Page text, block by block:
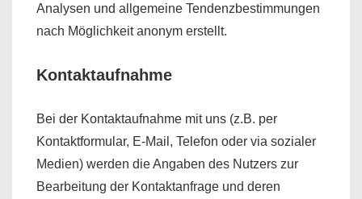
Analysen und allgemeine Tendenzbestimmungen
nach Möglichkeit anonym erstellt.
Kontaktaufnahme
Bei der Kontaktaufnahme mit uns (z.B. per
Kontaktformular, E-Mail, Telefon oder via sozialer
Medien) werden die Angaben des Nutzers zur
Bearbeitung der Kontaktanfrage und deren